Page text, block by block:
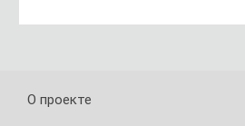
О проекте